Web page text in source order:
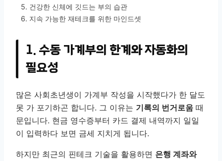
5. 건강한 신체에 깃드는 부의 습관
6. 지속 가능한 재테크를 위한 마인드셋
1. 수동 가계부의 한계와 자동화의
필요성
많은 사회초년생이 가계부 작성을 시작했다가 한 달도
못 가 포기하곤 합니다. 그 이유는 기록의 번거로움 때
문입니다. 현금 영수증부터 카드 결제 내역까지 일일
이 입력하다 보면 금세 지치게 됩니다.
하지만 최근의 핀테크 기술을 활용하면 은행 계좌와